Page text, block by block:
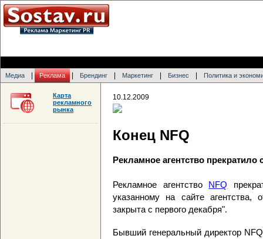
Медиа Реклама Брендинг Маркетинг Бизнес Политика и
10.12.2009
Конец NFQ
Рекламное агентство прекратило
Рекламное агентство NFQ
указанному на сайте
закрыта с первого декабря".
Бывший генеральный директор
Карта
рекламного
рынка